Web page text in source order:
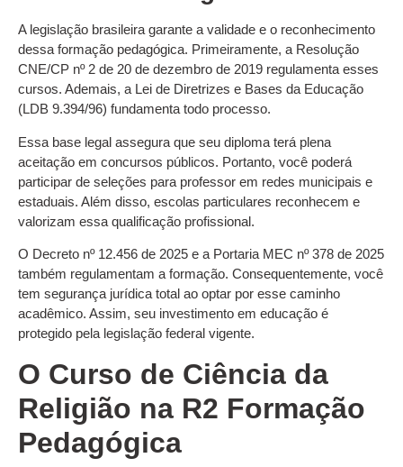
A legislação brasileira garante a validade e o reconhecimento
dessa formação pedagógica. Primeiramente, a Resolução
CNE/CP nº 2 de 20 de dezembro de 2019 regulamenta esses
cursos. Ademais, a Lei de Diretrizes e Bases da Educação
(LDB 9.394/96) fundamenta todo processo.
Essa base legal assegura que seu diploma terá plena
aceitação em concursos públicos. Portanto, você poderá
participar de seleções para professor em redes municipais e
estaduais. Além disso, escolas particulares reconhecem e
valorizam essa qualificação profissional.
O Decreto nº 12.456 de 2025 e a Portaria MEC nº 378 de 2025
também regulamentam a formação. Consequentemente, você
tem segurança jurídica total ao optar por esse caminho
acadêmico. Assim, seu investimento em educação é
protegido pela legislação federal vigente.
O Curso de Ciência da
Religião na R2 Formação
Pedagógica